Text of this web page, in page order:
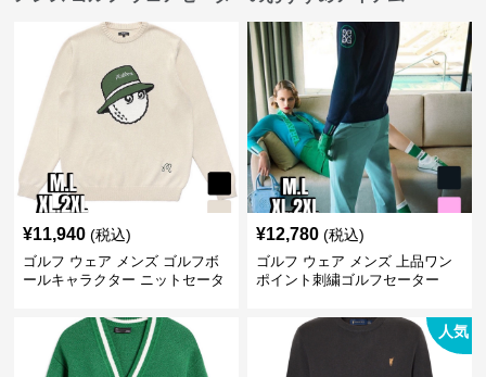
¥11,940 (税込)
ゴルフ ウェア メンズ ゴルフボ
ールキャラクター ニットセータ
¥12,780 (税込)
ゴルフ ウェア メンズ 上品ワン
ポイント刺繍ゴルフセーター
人気